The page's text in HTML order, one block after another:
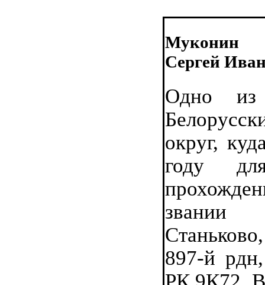
Муконин
Сергей
Одно из
округ,
году
звании
897-й